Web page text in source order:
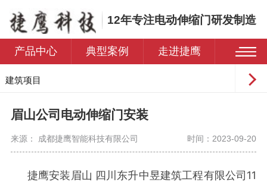
12年专注电动伸缩门研发制造
产品中心 典型案例 走进捷鹰
建筑项目
学校
医院
眉山公司电动伸缩门安装
来源： 成都捷鹰智能科技有限公司 时间：2023-09-20
捷鹰安装 眉山 四川东升中昱建筑工程有限公司11